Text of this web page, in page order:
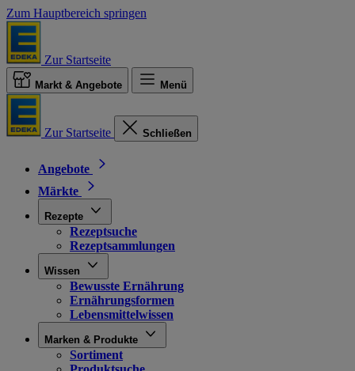
Zum Hauptbereich springen
Zur Startseite
Markt & Angebote Menü
Zur Startseite Schließen
Angebote
Märkte
Rezepte
Rezeptsuche
Rezeptsammlungen
Wissen
Bewusste Ernährung
Ernährungsformen
Lebensmittelwissen
Marken & Produkte
Sortiment